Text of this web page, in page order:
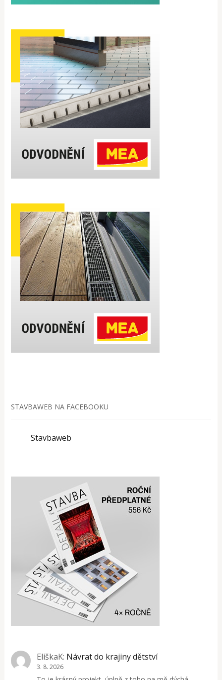
STAVBAWEB NA FACEBOOKU
Stavbaweb
EliškaK: Návrat do krajiny dětství
3. 8. 2026